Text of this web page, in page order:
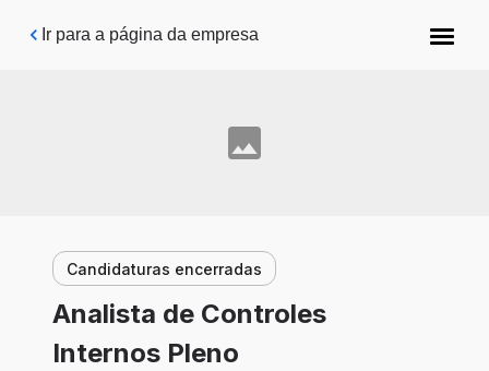
Pular para o conteúdo principal
Ir para a página da empresa
Candidaturas encerradas
Analista de Controles
Internos Pleno